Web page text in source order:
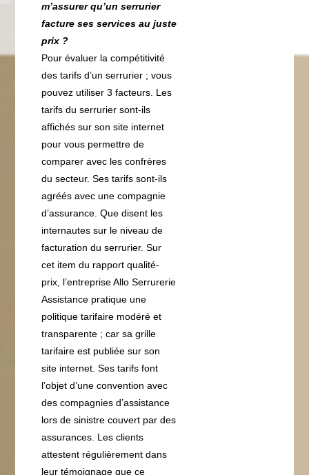
m’assurer qu’un serrurier
facture ses services au juste
prix ?
Pour évaluer la compétitivité
des tarifs d’un serrurier ; vous
pouvez utiliser 3 facteurs. Les
tarifs du serrurier sont-ils
affichés sur son site internet
pour vous permettre de
comparer avec les confrères
du secteur. Ses tarifs sont-ils
agréés avec une compagnie
d’assurance. Que disent les
internautes sur le niveau de
facturation du serrurier. Sur
cet item du rapport qualité-
prix, l’entreprise Allo Serrurerie
Assistance pratique une
politique tarifaire modéré et
transparente ; car sa grille
tarifaire est publiée sur son
site internet. Ses tarifs font
l’objet d’une convention avec
des compagnies d’assistance
lors de sinistre couvert par des
assurances. Les clients
attestent régulièrement dans
leur témoignage que ce